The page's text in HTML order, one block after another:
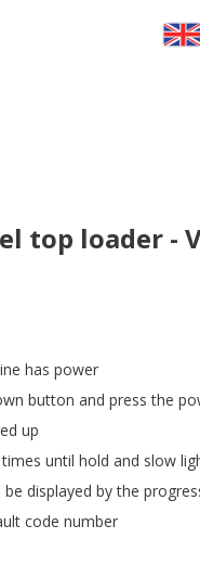
top loader -
has power
button and press the
up
times until hold and slow
be displayed by the
code number